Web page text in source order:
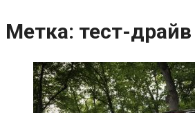
Метка: тест-